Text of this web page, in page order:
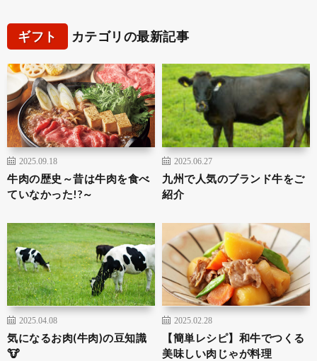
ギフト カテゴリの最新記事
2025.09.18
牛肉の歴史～昔は牛肉を食べ
ていなかった!?～
2025.06.27
九州で人気のブランド牛をご
紹介
2025.04.08
気になるお肉(牛肉)の豆知識
🐮
2025.02.28
【簡単レシピ】和牛でつくる
美味しい肉じゃが料理